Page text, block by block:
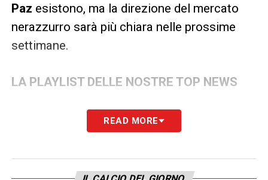
Paz esistono, ma la direzione del mercato
nerazzurro sarà più chiara nelle prossime
settimane.
LA PLAYLIST DELLE NOSTRE TOP NEWS
READ MORE